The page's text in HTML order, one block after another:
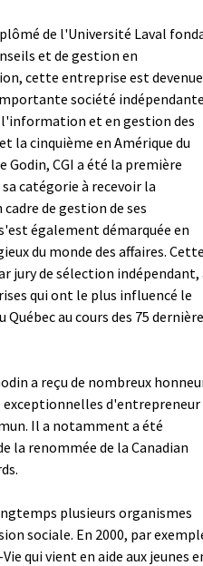
de l'Université Laval
et de gestion en
cette entreprise est devenue
société
l'information et en gestion des
la cinquième en Amérique du
Godin, CGI a été la première
catégorie à recevoir la
de gestion de ses
également démarquée en
du monde des affaires.
jury de sélection indépendant,
qui ont le plus influencé le
au cours des 75
a reçu de nombreux
Il a notamment a été
la renommée de la Canadian
plusieurs organismes
sociale. En 2000, par
qui vient en aide aux jeunes